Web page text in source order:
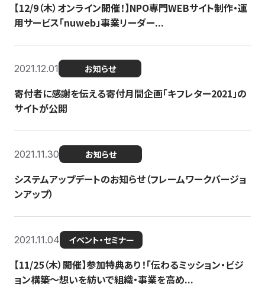
【12/9（木）オンライン開催！】NPO専門WEBサイト制作・運
用サービス「nuweb」事業リーダー...
2021.12.01 お知らせ
寄付者に感謝を伝える寄付月間企画「キフレター2021」の
サイトが公開
2021.11.30 お知らせ
システムアップデートのお知らせ（フレームワークバージョ
ンアップ）
2021.11.04 イベント・セミナー
【11/25（木）開催】参加特典あり！「伝わるミッション・ビジ
ョン構築〜想いを紡いで組織・事業を高め...